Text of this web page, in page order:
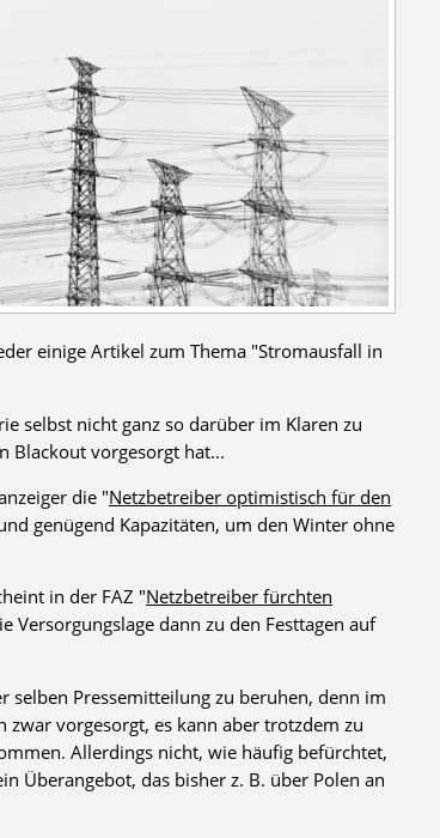
einige Artikel zum Thema "Stromausfall in
selbst nicht ganz so darüber im Klaren zu
Blackout vorgesorgt hat...
die "Netzbetreiber optimistisch für den
genügend Kapazitäten, um den Winter ohne
in der FAZ "Netzbetreiber fürchten
Versorgungslage dann zu den Festtagen auf
selben Pressemitteilung zu beruhen, denn im
vorgesorgt, es kann aber trotzdem zu
Allerdings nicht, wie häufig befürchtet,
Überangebot, das bisher z. B. über Polen an